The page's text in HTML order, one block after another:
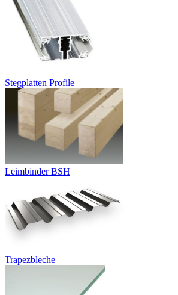
Stegplatten Profile
Leimbinder BSH
Trapezbleche